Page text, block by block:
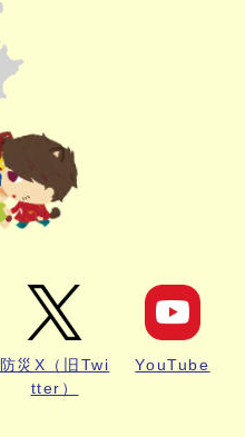
防災X（旧Twi
tter）
YouTube